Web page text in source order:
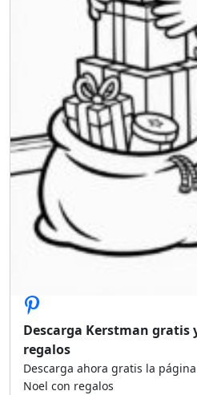
Descarga Kerstman gratis
regalos
Descarga ahora gratis la
Noel con regalos